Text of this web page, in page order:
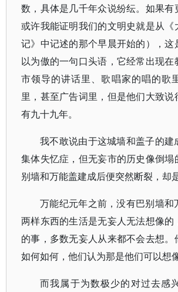
数，具体是几千年众说纷纭。如果有
或许我能证明我们的文明史就是从《
记》中记述的那个早晨开始的），这
以为傲的一句口头语，它经常出现在
市领导的讲话里、歌唱家的唱的歌
里，甚至广告词里，但是他们大致说
有九十九年。
我不敢说由于这城墙和盖子的建
集体失忆症，但无妄市的历史像倒塌
别墙和万能盖建成后便突然断裂，却
万能纪元年之前，没有巴别墙和
两样东西的生活是无妄人无法想像的
的事，多数无妄人从来都不会去想。
如何如何，他们认为那是他们可以想像
而我属于为数极少的对过去感